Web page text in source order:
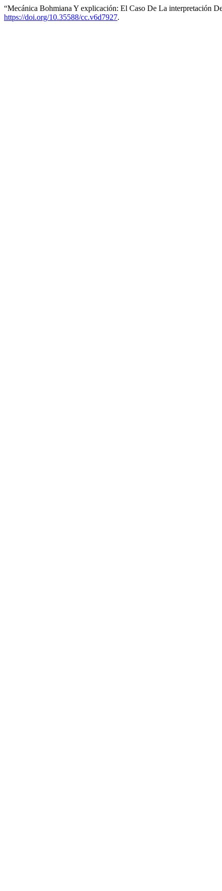
“Mecánica Bohmiana Y explicación: El Caso De La interpretación
https://doi.org/10.35588/cc.v6d7927.